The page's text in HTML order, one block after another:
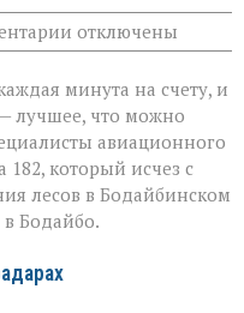
к
записи
на
земле — это
главное»:
найдены
пилоты
пропавшего
самолёта
отключены
минута на счету, и
лучшее, что можно
авиационного
182, который исчез с
лесов в Бодайбинском
Бодайбо.